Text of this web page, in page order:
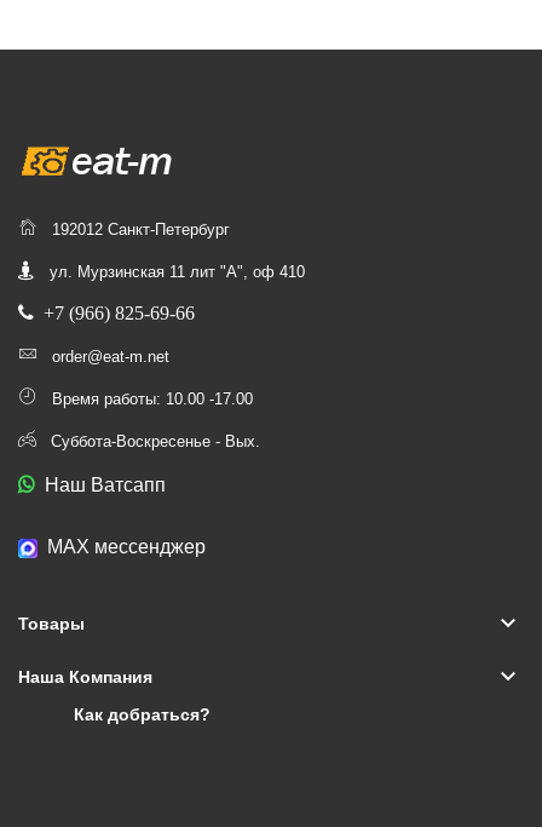
192012 Санкт-Петербург
ул. Мурзинская 11 лит "А", оф 410
+7 (966) 825-69-66
order@eat-m.net
Время работы: 10.00 -17.00
Суббота-Воскресенье - Вых.
Наш Ватсапп
МАХ мессенджер
Товары keyboard_arrow_down
Наша Компания keyboard_arrow_down
Как добраться?